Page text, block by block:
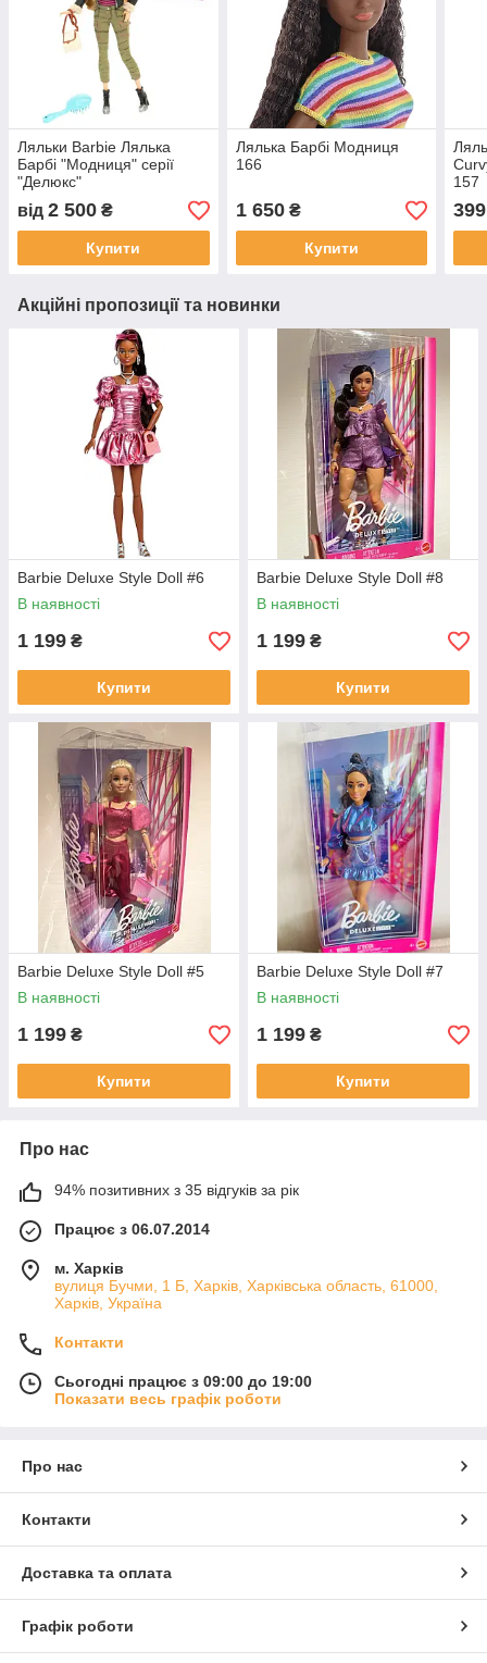
Ляльки Barbie Лялька
Барбі "Модниця" серії
"Делюкс"
від 2 500 ₴
Купити
Лялька Барбі Модниця
166
1 650₴
Купити
157
399
Акційні пропозиції та новинки
Barbie Deluxe Style Doll #6
В наявності
1 199 ₴
Купити
Barbie Deluxe Style Doll #8
В наявності
1 199 ₴
Купити
Barbie Deluxe Style Doll #5
В наявності
1 199 ₴
Купити
Barbie Deluxe Style Doll #7
В наявності
1 199 ₴
Купити
Про нас
94% позитивних з 35 відгуків за рік
Працює з 06.07.2014
м. Харків
вулиця Бучми, 1 Б, Харків, Харківська область, 61000,
Харків, Україна
Контакти
Сьогодні працює з 09:00 до 19:00
Показати весь графік роботи
Про нас
Контакти
Доставка та оплата
Графік роботи